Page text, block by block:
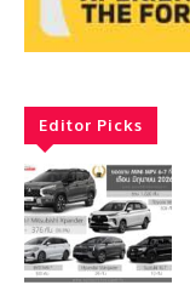
Editor Picks